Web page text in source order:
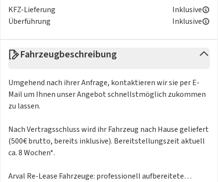
KFZ-Lieferung
Inklusive
Überführung
Inklusive
Fahrzeugbeschreibung
Umgehend nach ihrer Anfrage, kontaktieren wir sie per E-
Mail um Ihnen unser Angebot schnellstmöglich zukommen
zu lassen.
Nach Vertragsschluss wird ihr Fahrzeug nach Hause geliefert
(500€ brutto, bereits inklusive). Bereitstellungszeit aktuell
ca. 8 Wochen*.
Arval Re-Lease Fahrzeuge: professionell aufbereitete